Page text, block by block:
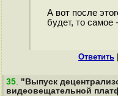
А вот после
будет, то самое
Ответить
35. "Выпуск
видеовещательной